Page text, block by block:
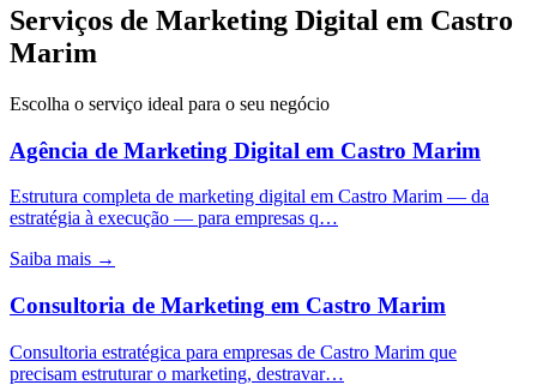
Serviços de Marketing Digital em Castro
Marim
Escolha o serviço ideal para o seu negócio
Agência de Marketing Digital em Castro Marim
Estrutura completa de marketing digital em Castro Marim — da
estratégia à execução — para empresas q…
Saiba mais →
Consultoria de Marketing em Castro Marim
Consultoria estratégica para empresas de Castro Marim que
precisam estruturar o marketing, destravar…